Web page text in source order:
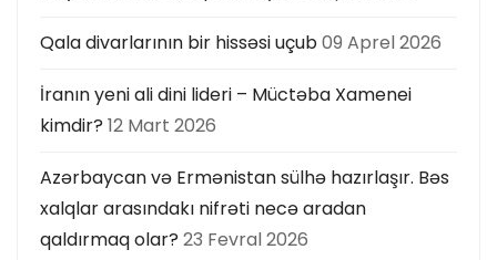
Qala divarlarının bir hissəsi uçub09 Aprel 2026
İranın yeni ali dini lideri – Müctəba Xamenei
kimdir? 12 Mart 2026
Azərbaycan və Ermənistan sülhə hazırlaşır. Bəs
xalqlar arasındakı nifrəti necə aradan
qaldırmaq olar? 23 Fevral 2026